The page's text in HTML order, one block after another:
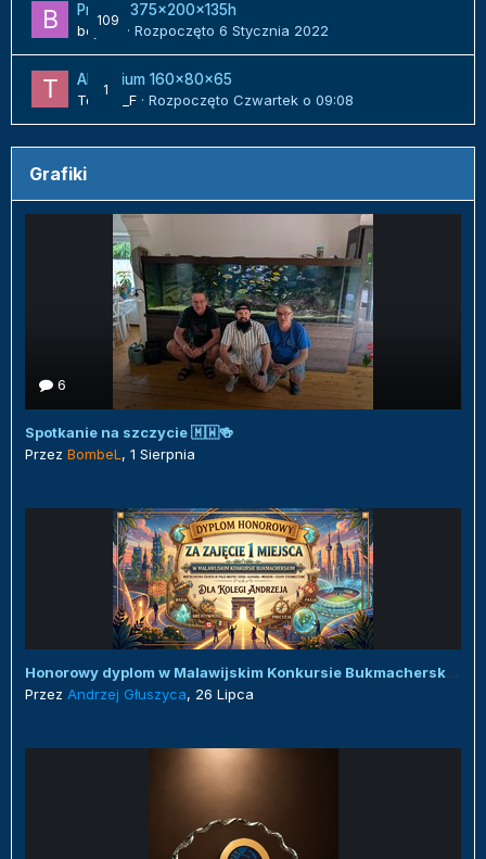
109
Projekt 375x200x135h
bojack
· Rozpoczęto 6 Stycznia 2022
1
Akwarium 160x80x65
Tomek_F · Rozpoczęto Czwartek o 09:08
Grafiki
6
Spotkanie na szczycie 🇲🇼🍻
Przez BombeL , 1 Sierpnia
Honorowy dyplom w Malawijskim Konkursie Bukmacherskim :)
Przez Andrzej Głuszyca, 26 Lipca